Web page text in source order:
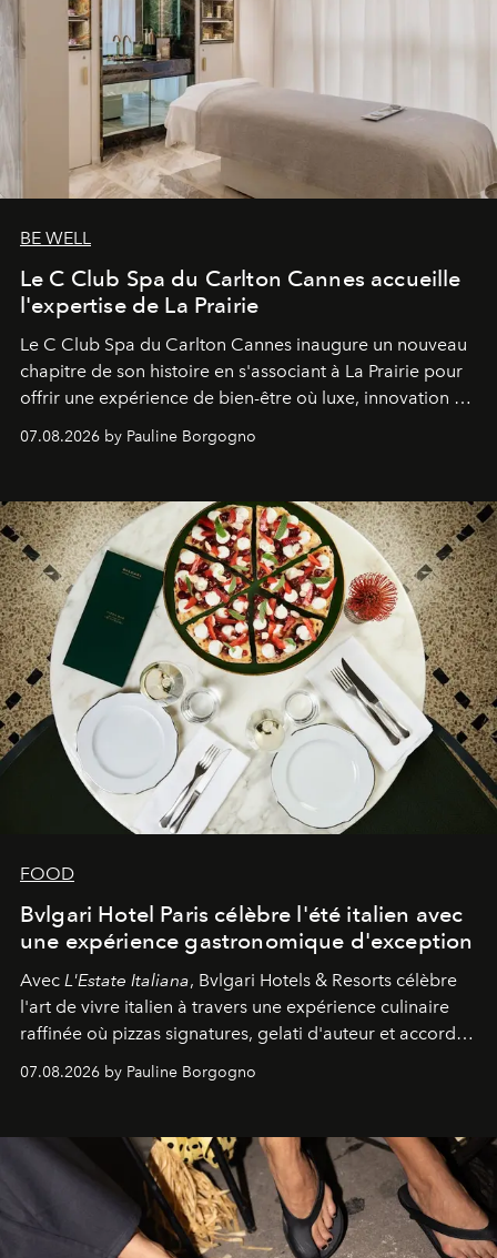
BE WELL
Le C Club Spa du Carlton Cannes accueille
l'expertise de La Prairie
Le C Club Spa du Carlton Cannes inaugure un nouveau
chapitre de son histoire en s'associant à La Prairie pour
offrir une expérience de bien-être où luxe, innovation et
07.08.2026 by Pauline Borgogno
FOOD
Bvlgari Hotel Paris célèbre l'été italien avec
une expérience gastronomique d'exception
Avec L'Estate Italiana, Bvlgari Hotels & Resorts célèbre
l'art de vivre italien à travers une expérience culinaire
raffinée où pizzas signatures, gelati d'auteur et accords
07.08.2026 by Pauline Borgogno